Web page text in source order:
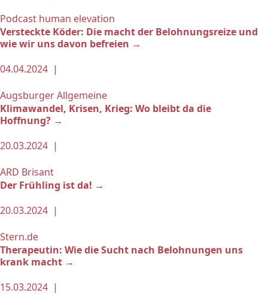
Podcast human elevation
Versteckte Köder: Die macht der Belohnungsreize und
wie wir uns davon befreien →
04.04.2024 |
Augsburger Allgemeine
Klimawandel, Krisen, Krieg: Wo bleibt da die
Hoffnung? →
20.03.2024 |
ARD Brisant
Der Frühling ist da! →
20.03.2024 |
Stern.de
Therapeutin: Wie die Sucht nach Belohnungen uns
krank macht →
15.03.2024 |